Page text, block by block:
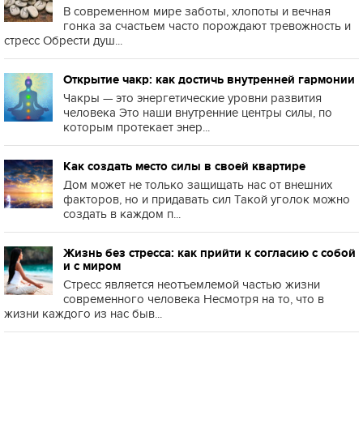
В современном мире заботы, хлопоты и вечная
гонка за счастьем часто порождают тревожность и
стресс Обрести душ...
Открытие чакр: как достичь внутренней гармонии
Чакры — это энергетические уровни развития
человека Это наши внутренние центры силы, по
которым протекает энер...
Как создать место силы в своей квартире
Дом может не только защищать нас от внешних
факторов, но и придавать сил Такой уголок можно
создать в каждом п...
Жизнь без стресса: как прийти к согласию с собой
и с миром
Стресс является неотъемлемой частью жизни
современного человека Несмотря на то, что в
жизни каждого из нас быв...